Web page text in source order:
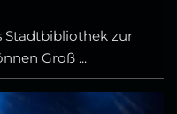
Stadtbibliothek zur
Groß ...